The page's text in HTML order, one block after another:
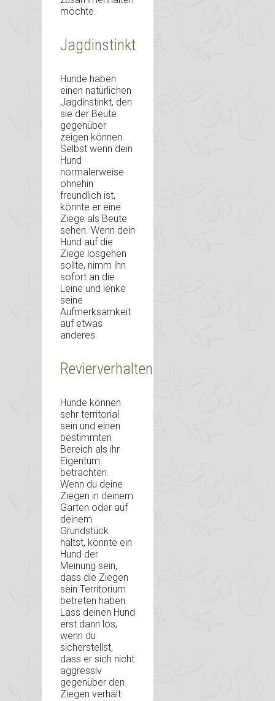
möchte.
Jagdinstinkt
Hunde haben
einen natürlichen
Jagdinstinkt, den
sie der Beute
gegenüber
zeigen können.
Selbst wenn dein
Hund
normalerweise
ohnehin
freundlich ist,
könnte er eine
Ziege als Beute
sehen. Wenn dein
Hund auf die
Ziege losgehen
sollte, nimm ihn
sofort an die
Leine und lenke
seine
Aufmerksamkeit
auf etwas
anderes.
Revierverhalten
Hunde können
sehr territorial
sein und einen
bestimmten
Bereich als ihr
Eigentum
betrachten.
Wenn du deine
Ziegen in deinem
Garten oder auf
deinem
Grundstück
hältst, könnte ein
Hund der
Meinung sein,
dass die Ziegen
sein Territorium
betreten haben.
Lass deinen Hund
erst dann los,
wenn du
sicherstellst,
dass er sich nicht
aggressiv
gegenüber den
Ziegen verhält.